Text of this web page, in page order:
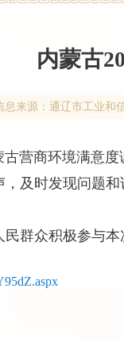
内蒙古
息来源： 通辽市工业和
营商环境满意度
及时发现问题
群众积极参与